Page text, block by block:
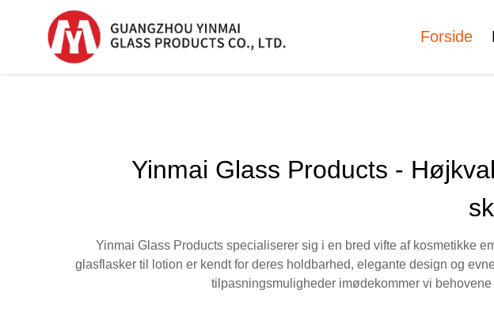
Forside
Plast Dropperflaske
Kosmetikrør
Yinmai Glass Products -
Yinmai Glass Products specialiserer sig i en bred vifte af kosmetikke
glasflasker til lotion er kendt for deres holdbarhed, elegante design og
tilpasningsmuligheder imødekommer vi